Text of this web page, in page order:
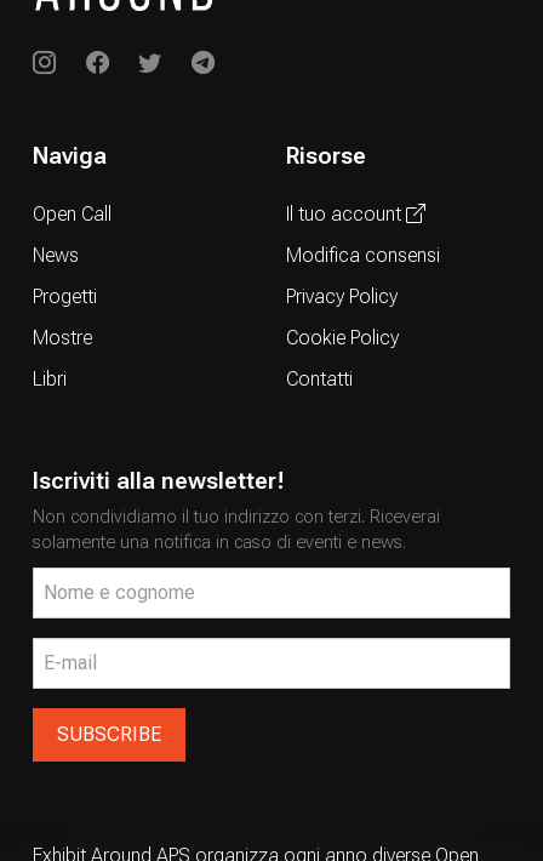
Naviga
Open Call
News
Progetti
Mostre
Libri
Risorse
Il tuo account
Modifica consensi
Privacy Policy
Cookie Policy
Contatti
Iscriviti alla newsletter!
Non condividiamo il tuo indirizzo con terzi. Riceverai
solamente una notifica in caso di eventi e news.
Exhibit Around APS organizza ogni anno diverse Open